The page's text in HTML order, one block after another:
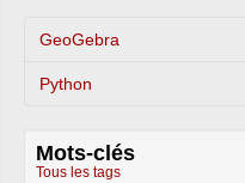
GeoGebra
Python
Mots-clés
Tous les tags